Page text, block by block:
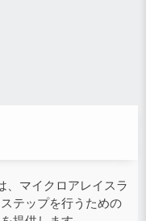
、マイクロアレイスラ
テップを行うための